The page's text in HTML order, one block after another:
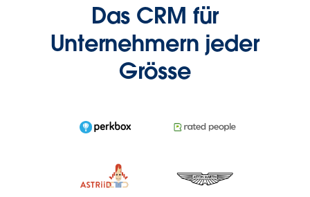
Das CRM für
Unternehmern jeder
Grösse